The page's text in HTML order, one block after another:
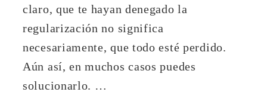
claro, que te hayan denegado la
regularización no significa
necesariamente, que todo esté perdido.
Aún así, en muchos casos puedes
solucionarlo. …